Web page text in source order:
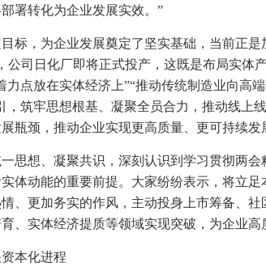
署转化为企业发展实效。”
标，为企业发展奠定了坚实基础，当前正是
公司日化厂即将正式投产，这既是布局实体
点放在实体经济上”“推动传统制造业向高
筑牢思想根基、凝聚全员合力，推动线上
瓶颈，推动企业实现更高质量、更可持续发
思想、凝聚共识，深刻认识到学习贯彻两会
体动能的重要前提。大家纷纷表示，将立
、更加务实的作风，主动投身上市筹备、
、实体经济提质等领域实现突破，为企业高
本化进程